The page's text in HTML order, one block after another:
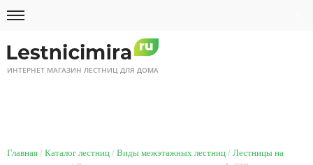
ИНТЕРНЕТ МАГАЗИН ЛЕСТНИЦ ДЛЯ ДОМА
Главная Каталог лестниц Виды межэтажных лестниц
Лестницы на